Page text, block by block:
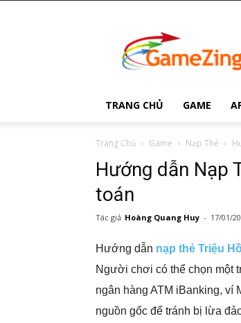
Zing
Mobile
TRANG CHỦ GAME
Trang Chủ Game Nạp Thẻ
Hướng dẫn Nạp
toán
Tác giả Hoàng Quang Huy - 17/01/
Hướng dẫn nạp thẻ Triệu
Người chơi có thể chọn một
ngân hàng ATM iBanking,
nguồn gốc để tránh bị lừa